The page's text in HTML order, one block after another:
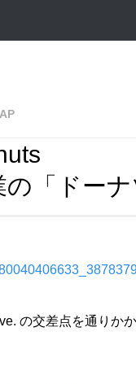
「ドーナ
の交差点を通りか